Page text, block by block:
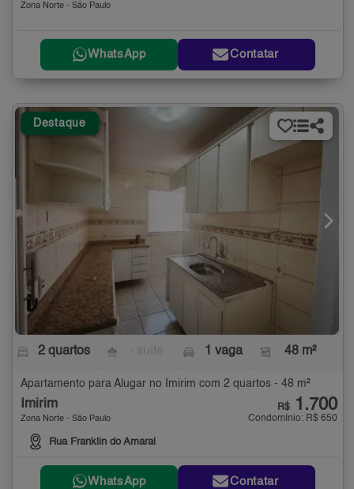
Zona Norte - São Paulo
WhatsApp Contatar
Destaque
2 quartos 1 vaga 48 m²
Apartamento para Alugar no Imirim com 2 quartos - 48 m²
Imirim
Zona Norte - São Paulo
Rua Franklin do Amaral
R$ 1.700
Condomínio: R$ 650
WhatsApp Contatar